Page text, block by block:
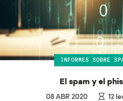
INFORMES SOBRE
El spam y el
08 ABR 2020 12